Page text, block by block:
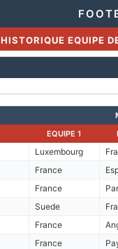
HISTORIQUE EQUIPE
EQUIPE 1
Luxembourg
France
France
Suede
France
France